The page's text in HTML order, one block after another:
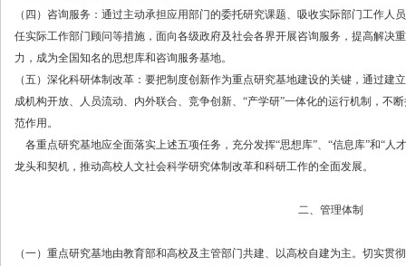
（四）咨询服务：通过主动承担应用部门的委托研究课题、吸收实际部门工作人
任实际工作部门顾问等措施，面向各级政府及社会各界开展咨询服务，提高解决
力，成为全国知名的思想库和咨询服务基地。
（五）深化科研体制改革：要把制度创新作为重点研究基地建设的关键，通过建
成机构开放、人员流动、内外联合、竞争创新、“产学研”一体化的运行机制，不
范作用。
各重点研究基地应全面落实上述五项任务，充分发挥“思想库”、“信息库”和“人
龙头和契机，推动高校人文社会科学研究体制改革和科研工作的全面发展。
二、管理体制
（一）重点研究基地由教育部和高校及主管部门共建、以高校自建为主。切实贯